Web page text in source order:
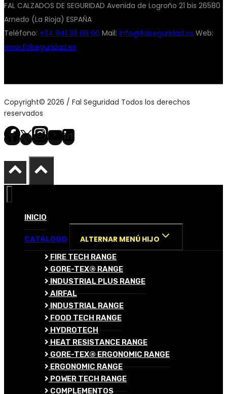
FAL CALZADOS DE SEGURIDAD Avenida de Logroño 21 bis 26580
Arnedo (La Rioja) ESPAÑA
Teléfono: +34 941 38 08 00 Mail: info@falseguridad.es Web:
www.falseguridad.es
Copyright© 2026 / Fal Seguridad Todos los derechos
reservados
INICIO
CATÁLOGO ALTERNAR MENÚ HIJO
FIRE TECH RANGE
GORE-TEX® RANGE
INDUSTRIAL PLUS RANGE
AIRFAL
INDUSTRIAL RANGE
FOOD TECH RANGE
HYDROTECH
HEAT RESISTANCE RANGE
GORE-TEX® ERGONOMIC RANGE
ERGONOMIC RANGE
POWER TECH RANGE
COMPLEMENTOS